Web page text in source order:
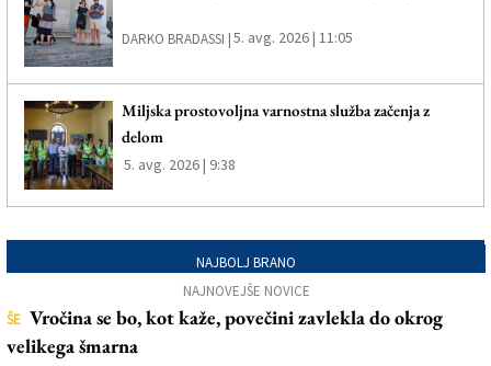
DARKO BRADASSI |5. avg. 2026 | 11:05
Miljska prostovoljna varnostna služba začenja z
delom
5. avg. 2026 | 9:38
NAJBOLJ BRANO
NAJNOVEJŠE NOVICE
ŠE Vročina se bo, kot kaže, povečini zavlekla do okrog
velikega šmarna